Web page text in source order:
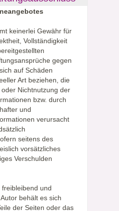
keinerlei Gewähr für
Vollständigkeit
gegen
auf Schäden
Art beziehen, die
Nichtnutzung der
bzw. durch
und
verursacht
seitens des
vorsätzliches
Verschulden
und
behält es sich
der Seiten oder das